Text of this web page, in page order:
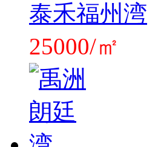
泰禾福州湾
25000/㎡